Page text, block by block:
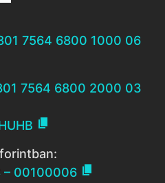
7564 6800 1000 06
7564 6800 2000 03

– 00100006 